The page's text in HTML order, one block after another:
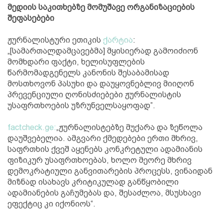
მედიის საკითხებზე მომუშავე ორგანიზაციების
შეფასებები
ჟურნალისტური ეთიკის ქარტია:
„[სამართალდამცავებმა] მყისიერად გამოიძიონ
მომხდარი ფაქტი, ხელისუფლების
წარმომადგენელს კანონის შესაბამისად
მოსთხოვონ პასუხი და დაუყოვნებლივ მიიღონ
პრევენციული ღონისძიებები ჟურნალისტის
უსაფრთხოების უზრუნველსაყოფად”.
factcheck.ge:„ჟურნალისტებზე მუქარა და ზეწოლა
დაუშვებელია. ამგვარი ქმედებები ერთი მხრივ,
საფრთხის ქვეშ აყენებს კონკრეტული ადამიანის
ფიზიკურ უსაფრთხოებას, ხოლო მეორე მხრივ
დემოკრატიული განვითარების პროცესს, ვინაიდან
მიზნად ისახავს კრიტიკულად განწყობილი
ადამიანების გაჩუმებას და, შესაძლოა, მსუსხავი
ეფექტიც კი იქონიოს“.